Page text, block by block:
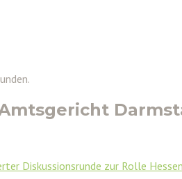
Diskussionsrunde zur Rolle